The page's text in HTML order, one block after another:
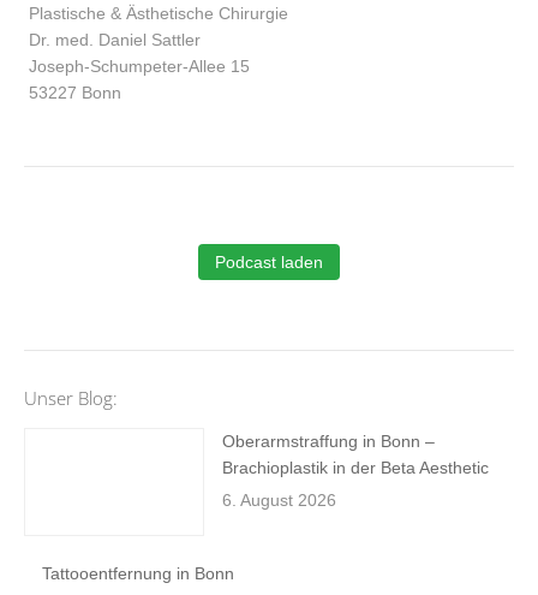
Plastische & Ästhetische Chirurgie
Dr. med. Daniel Sattler
Joseph-Schumpeter-Allee 15
53227 Bonn
Podcast laden
Unser Blog:
Oberarmstraffung in Bonn –
Brachioplastik in der Beta Aesthetic
6. August 2026
Tattooentfernung in Bonn